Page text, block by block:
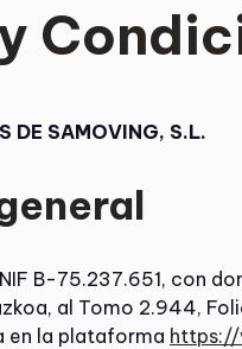
DE SAMOVING, S.L.
B-75.237.651, con
al Tomo 2.944,
en la plataforma